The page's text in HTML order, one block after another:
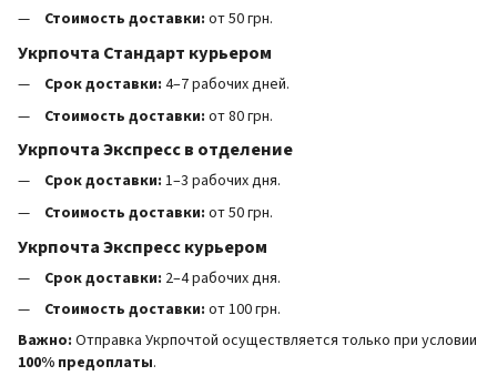
Стоимость доставки: от 50 грн.
Укрпочта Стандарт курьером
Срок доставки: 4–7 рабочих дней.
Стоимость доставки: от 80 грн.
Укрпочта Экспресс в отделение
Срок доставки: 1–3 рабочих дня.
Стоимость доставки: от 50 грн.
Укрпочта Экспресс курьером
Срок доставки: 2–4 рабочих дня.
Стоимость доставки: от 100 грн.
Важно: Отправка Укрпочтой осуществляется только при условии
100% предоплаты.